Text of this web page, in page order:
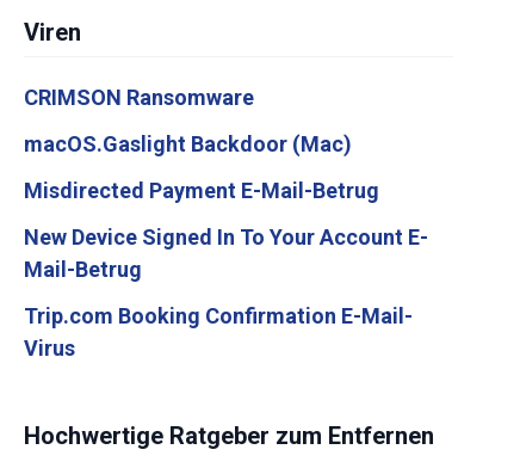
Viren
CRIMSON Ransomware
macOS.Gaslight Backdoor (Mac)
Misdirected Payment E-Mail-Betrug
New Device Signed In To Your Account E-
Mail-Betrug
Trip.com Booking Confirmation E-Mail-
Virus
Hochwertige Ratgeber zum Entfernen